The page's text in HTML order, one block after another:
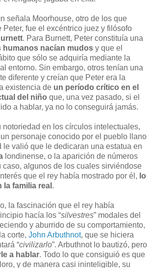
señala Moorhouse, otro de los que
Peter, fue el excéntrico juez y filósofo
. Para Burnett, Peter constituía una
humanos nacían mudos y que el
que sólo se adquiría mediante la
entorno. Sin embargo, otros tenían una
diferente y creían que Peter era la
existencia de un período crítico en el
del niño que, una vez pasado, si el
a hablar, ya no lo conseguirá jamás.
notoriedad en los círculos intelectuales,
personaje conocido por el pueblo llano
le valió que le dedicaran una estatua en
londinense, o la aparición de números
caso, algunos de los cuales sirviéndose
que el rey había mostrado por él, lo
familia real .
la fascinación que el rey había
hacía los “silvestres” modales del
y aburrido de su comportamiento,
corte, John Arbuthnot, que se hiciera
“civilizarlo”. Arbuthnot lo bautizó, pero
a hablar. Todo lo que consiguió es que
y de manera casi ininteligible, su